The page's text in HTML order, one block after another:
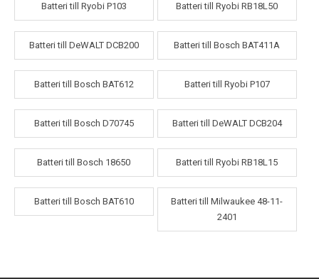
Batteri till Ryobi P103 Batteri till Ryobi RB18L50
Batteri till DeWALT DCB200 Batteri till Bosch BAT411A
Batteri till Bosch BAT612 Batteri till Ryobi P107
Batteri till Bosch D70745 Batteri till DeWALT DCB204
Batteri till Bosch 18650 Batteri till Ryobi RB18L15
Batteri till Bosch BAT610
Batteri till Milwaukee 48-11-
2401